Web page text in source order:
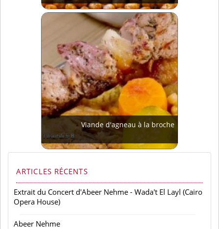
Viande d'agneau à la broche
ARTICLES RÉCENTS
Extrait du Concert d'Abeer Nehme - Wada't El Layl (Cairo
Opera House)
Abeer Nehme